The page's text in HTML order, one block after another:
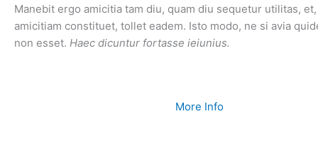
Manebit ergo amicitia tam diu, quam diu sequetur utilitas,
amicitiam constituet, tollet eadem. Isto modo, ne si avia
non esset. Haec dicuntur fortasse ieiunius.
More Info